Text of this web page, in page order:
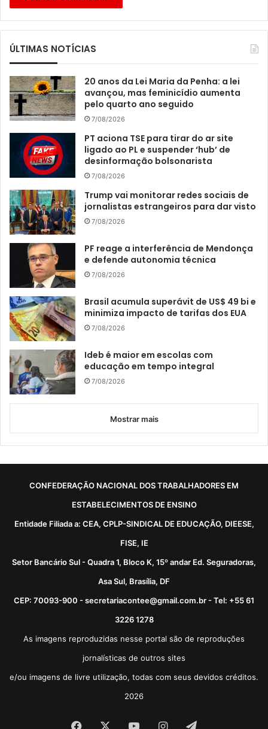
ÚLTIMAS NOTÍCIAS
20 anos da Lei Maria da Penha: a lei
avançou, mas feminicídio aumenta
pelo quarto ano seguido
7/08/2026
PT aciona TSE para tirar do ar site
ligado ao PL e suspender ‘hub’ de
desinformação bolsonarista
7/08/2026
Trump vai monitorar redes sociais de
jornalistas estrangeiros para dar visto
7/08/2026
PF reage a interferência de Mendonça
e defende autonomia técnica
7/08/2026
Brasil acumula superávit de US$ 49 bi e
minimiza impacto de tarifas dos EUA
7/08/2026
Ideb é maior em escolas com
educação em tempo integral
7/08/2026
Mostrar mais
CONFEDERAÇÃO NACIONAL DOS TRABALHADORES EM
ESTABELECIMENTOS DE ENSINO
Entidade Filiada a: CEA, CPLP-SINDICAL DE EDUCAÇÃO, DIEESE,
FISE, IE
Setor Bancário Sul - Quadra 1, Bloco K, 15º andar Ed. Seguradoras,
Asa Sul, Brasília, DF
CEP: 70093-900 - secretariacontee@gmail.com.br - Tel: +55 61
3226 1278
As imagens reproduzidas nesse portal são de reproduções
jornalísticas de outros sites
e/ou imagens de livre utilização, todas com seus devidos créditos.
2026
Facebook YouTubeInstagram